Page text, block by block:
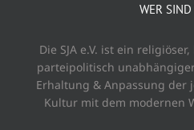
WER SIND
Die SJA e.V. ist ein
parteipolitisch
Erhaltung & Anpassung der
Kultur mit dem modernen